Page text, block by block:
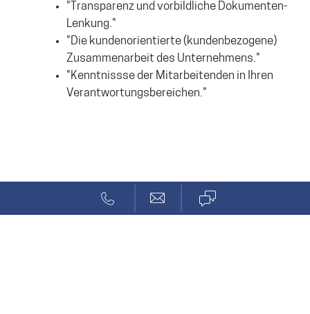
"Transparenz und vorbildliche Dokumenten-
Lenkung."
"Die kundenorientierte (kundenbezogene)
Zusammenarbeit des Unternehmens."
"Kenntnissse der Mitarbeitenden in Ihren
Verantwortungsbereichen."